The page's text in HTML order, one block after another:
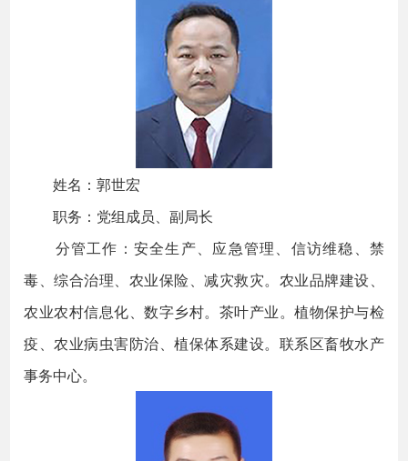
姓名：郭世宏
职务：党组成员、副局长
分管工作：安全生产、应急管理、信访维稳、禁
毒、综合治理、农业保险、减灾救灾。农业品牌建设、
农业农村信息化、数字乡村。茶叶产业。植物保护与检
疫、农业病虫害防治、植保体系建设。联系区畜牧水产
事务中心。